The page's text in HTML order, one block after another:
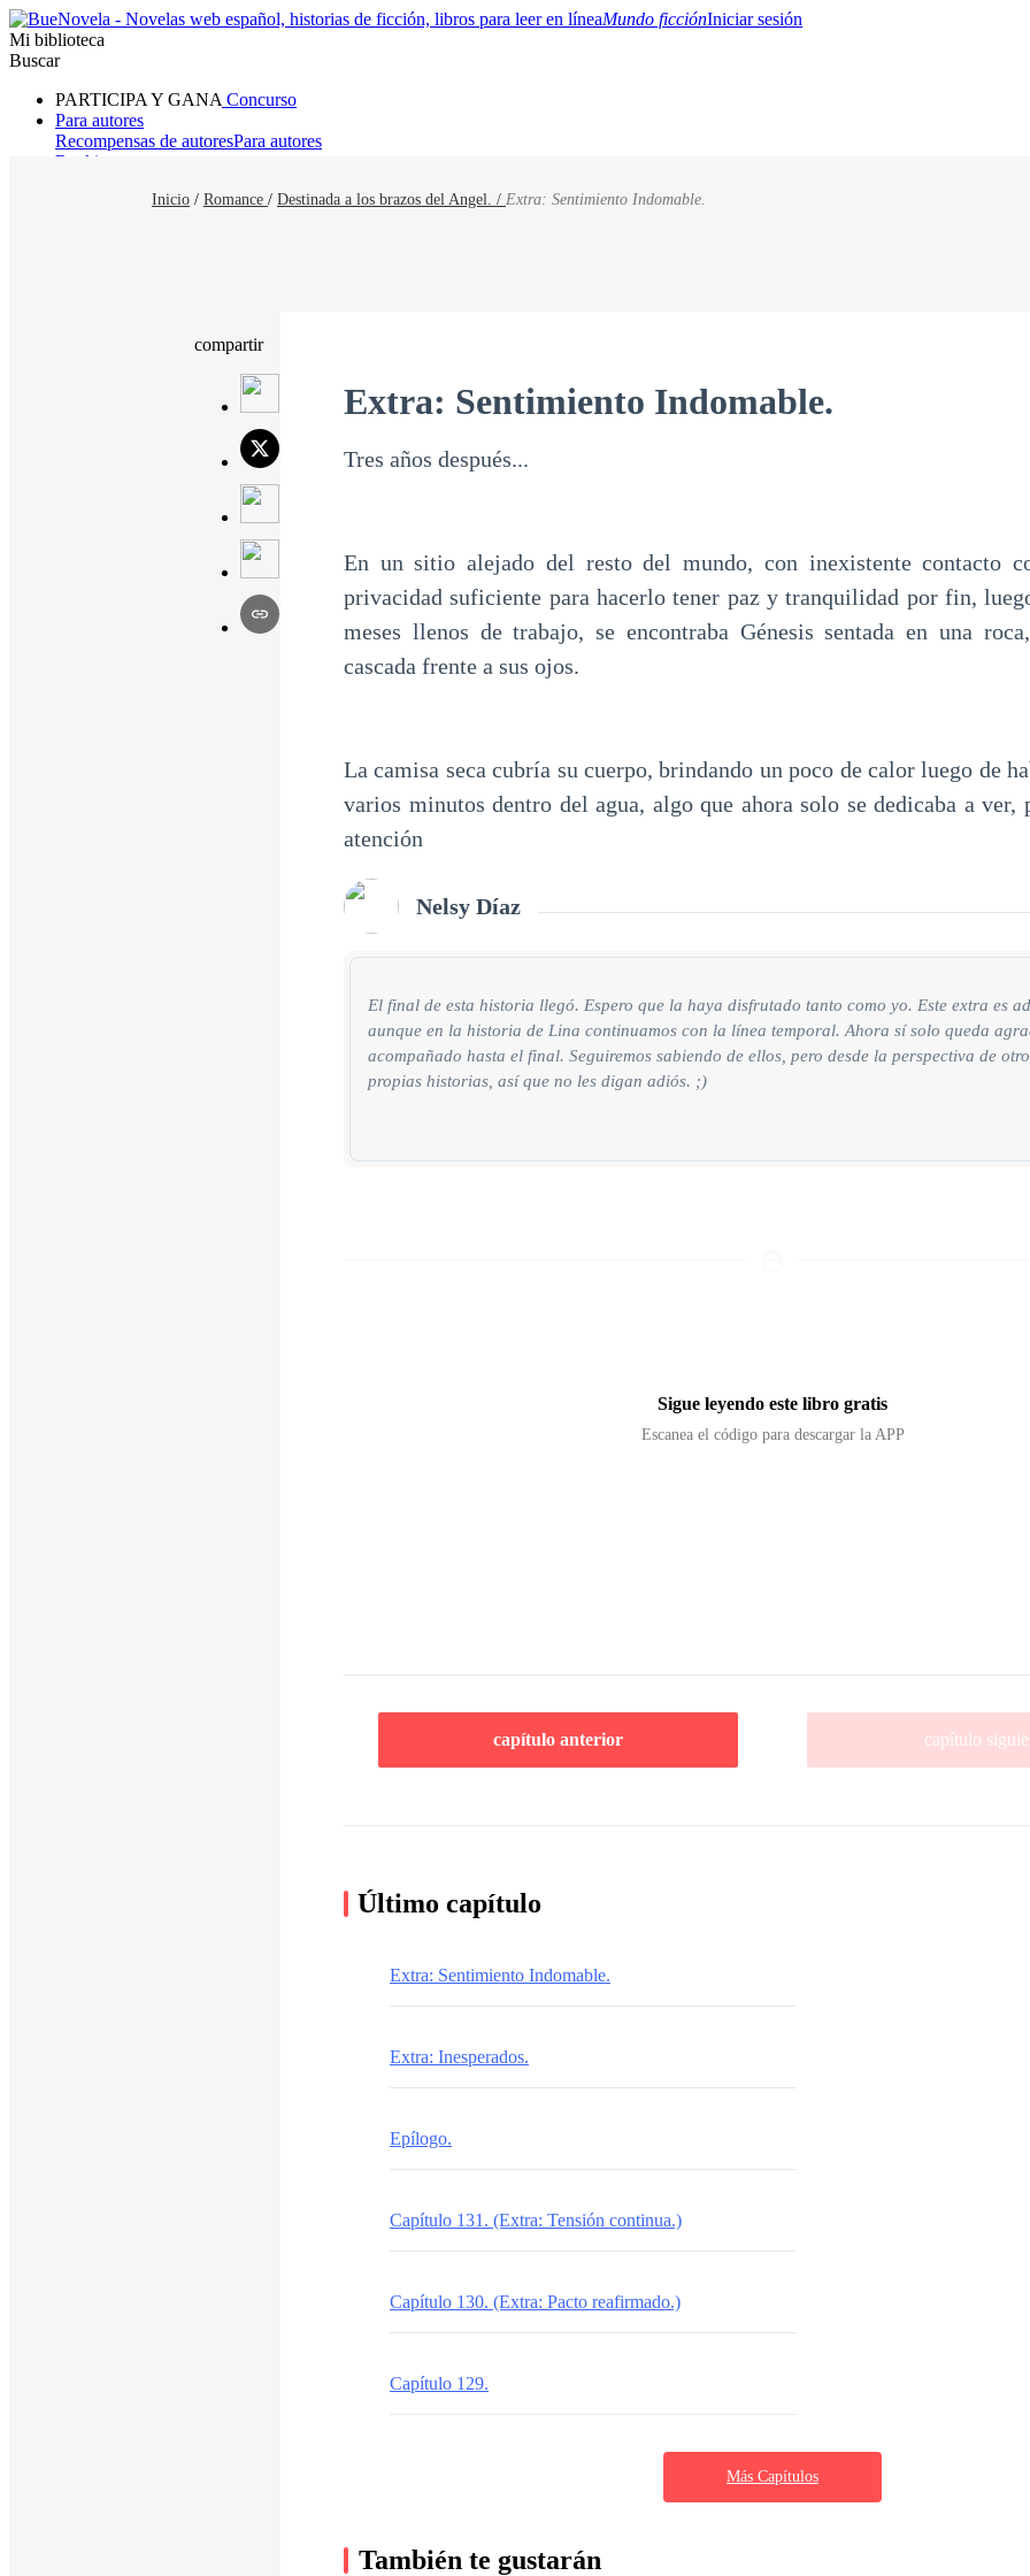
Mundo ficciónIniciar sesión
Mi biblioteca
Buscar
PARTICIPA Y GANA Concurso
Para autores
Recompensas de autoresPara autores
Ranking
Inicio / Romance / Destinada a los brazos del Angel. / Extra: Sentimiento Indomable.
compartir
Extra: Sentimiento Indomable.
Tres años después...
En un sitio alejado del resto del mundo, con inexistente contacto
privacidad suficiente para hacerlo tener paz y tranquilidad por fin,
meses llenos de trabajo, se encontraba Génesis sentada en una
cascada frente a sus ojos.
La camisa seca cubría su cuerpo, brindando un poco de calor luego de
varios minutos dentro del agua, algo que ahora solo se dedicaba a ver,
atención
Nelsy Díaz
El final de esta historia llegó. Espero que la haya disfrutado tanto como yo. Este extra es
aunque en la historia de Lina continuamos con la línea temporal. Ahora sí solo queda
acompañado hasta el final. Seguiremos sabiendo de ellos, pero desde la perspectiva de
propias historias, así que no les digan adiós. ;)
Sigue leyendo este libro gratis
Escanea el código para descargar la APP
capítulo anterior capítulo
Último capítulo
Extra: Sentimiento Indomable.
Extra: Inesperados.
Epílogo.
Capítulo 131. (Extra: Tensión continua.)
Capítulo 130. (Extra: Pacto reafirmado.)
Capítulo 129.
Más Capítulos
También te gustarán